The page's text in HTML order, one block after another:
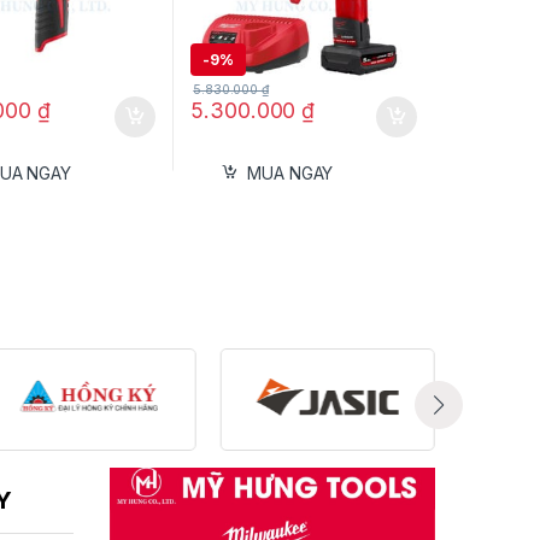
hợp với các vị trí khó tiếp cận.
₫
NGAY
-9%
5.300.000 ₫
5.830.000₫
MUA NGAY